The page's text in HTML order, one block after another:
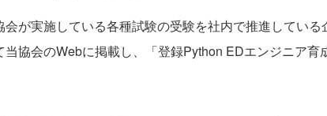
会が実施している各種試験の受験を社内で推進してい
協会のWebに掲載し、「登録Python EDエンジニア育